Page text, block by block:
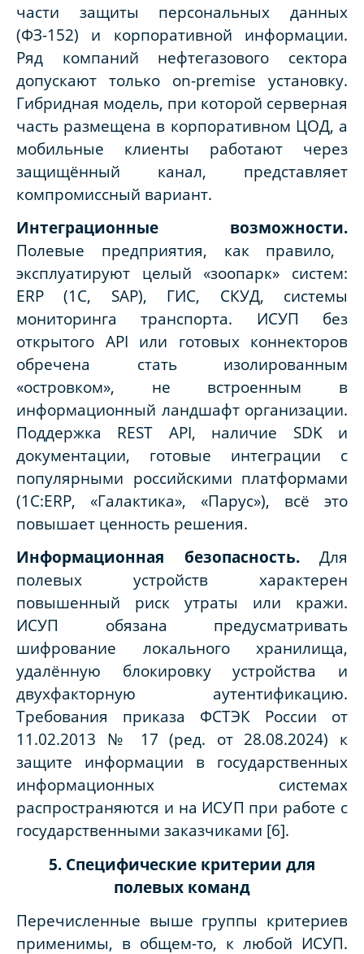
части защиты персональных данных
(ФЗ-152) и корпоративной информации.
Ряд компаний нефтегазового сектора
допускают только on-premise установку.
Гибридная модель, при которой серверная
часть размещена в корпоративном ЦОД, а
мобильные клиенты работают через
защищённый канал, представляет
компромиссный вариант.
Интеграционные возможности.
Полевые предприятия, как правило,
эксплуатируют целый «зоопарк» систем:
ERP (1С, SAP), ГИС, СКУД, системы
мониторинга транспорта. ИСУП без
открытого API или готовых коннекторов
обречена стать изолированным
«островком», не встроенным в
информационный ландшафт организации.
Поддержка REST API, наличие SDK и
документации, готовые интеграции с
популярными российскими платформами
(1С:ERP, «Галактика», «Парус»), всё это
повышает ценность решения.
Информационная безопасность.Для
полевых устройств характерен
повышенный риск утраты или кражи.
ИСУП обязана предусматривать
шифрование локального хранилища,
удалённую блокировку устройства и
двухфакторную аутентификацию.
Требования приказа ФСТЭК России от
11.02.2013 № 17 (ред. от 28.08.2024) к
защите информации в государственных
информационных системах
распространяются и на ИСУП при работе с
государственными заказчиками [6].
5. Специфические критерии для
полевых команд
Перечисленные выше группы критериев
применимы, в общем-то, к любой ИСУП.